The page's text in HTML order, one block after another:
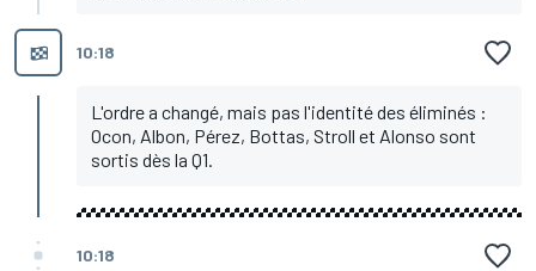
10:18
L'ordre a changé, mais pas l'identité des éliminés :
Ocon, Albon, Pérez, Bottas, Stroll et Alonso sont
sortis dès la Q1.
10:18